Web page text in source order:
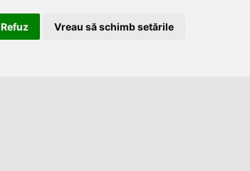
Refuz Vreau să schimb setările